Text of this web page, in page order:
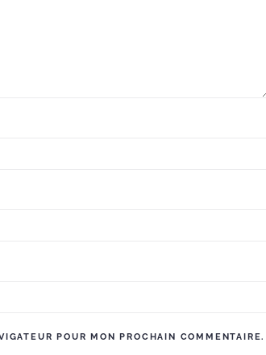
POUR MON PROCHAIN COMMENTAIRE.